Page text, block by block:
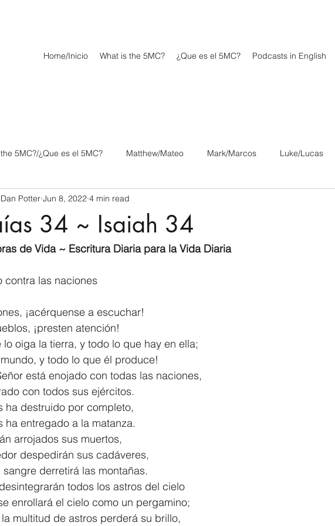
Home/Inicio What is the 5MC? ¿Que es el 5MC? Podcasts in English
5MC?/¿Que es el 5MC? Matthew/Mateo Mark/Marcos Luke/Lucas
Romans/Romanos 1 Corinthians/1 Corintios
Philippians/Filipenses Colossians/Colosenses
James/Santiago 1 Peter/1 Pedro
3 John/3 Juan Revelation/Apocalipsis
34 ~ Isaiah 34
Dan Potter Jun 8, 2022 4 min read
de Vida ~ Escritura Diaria para la Vida Diaria
contra las naciones
¡acérquense a escuchar!
Pueblos, ¡presten atención!
lo oiga la tierra, y todo lo que hay en ella;
el mundo, y todo lo que él produce!
está enojado con todas las naciones,
airado con todos sus ejércitos.
ha destruido por completo,
los ha entregado a la matanza.
arrojados sus muertos,
hedor despedirán sus cadáveres,
su sangre derretirá las montañas.
todos los astros del cielo
y se enrollará el cielo como un pergamino;
multitud de astros perderá su brillo,